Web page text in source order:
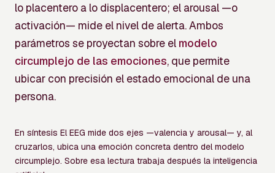
lo placentero a lo displacentero; el arousal —o
activación— mide el nivel de alerta. Ambos
parámetros se proyectan sobre el modelo
circumplejo de las emociones, que permite
ubicar con precisión el estado emocional de una
persona.
En síntesis El EEG mide dos ejes —valencia y arousal— y, al
cruzarlos, ubica una emoción concreta dentro del modelo
circumplejo. Sobre esa lectura trabaja después la inteligencia